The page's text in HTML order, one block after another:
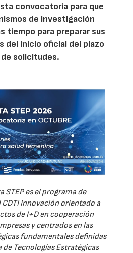
convocatoria para que
de investigación
tiempo para preparar sus
del inicio oficial del plazo
solicitudes.
STEP es el programa de
Innovación orientado a
de I+D en cooperación
y centrados en las
fundamentales definidas
Tecnologías Estratégicas